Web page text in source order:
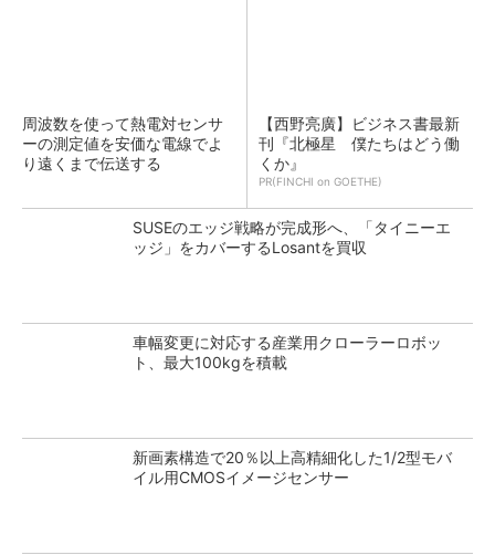
周波数を使って熱電対センサ
ーの測定値を安価な電線でよ
り遠くまで伝送する
【西野亮廣】ビジネス書最新
刊『北極星 僕たちはどう働
くか』
PR(FINCHI on GOETHE)
SUSEのエッジ戦略が完成形へ、「タイニーエ
ッジ」をカバーするLosantを買収
車幅変更に対応する産業用クローラーロボッ
ト、最大100kgを積載
新画素構造で20％以上高精細化した1/2型モバ
イル用CMOSイメージセンサー